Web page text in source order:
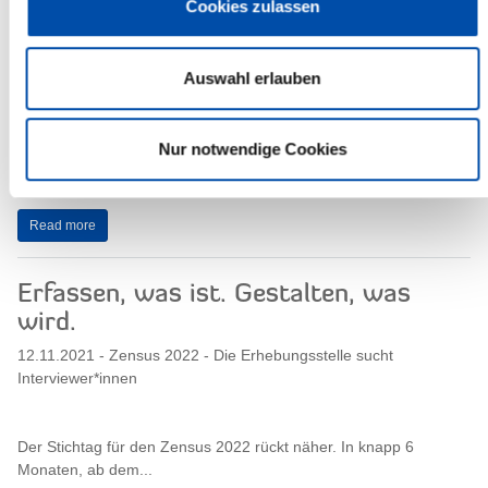
Cookies zulassen
Auswahl erlauben
Nur notwendige Cookies
Mit einem herzlichen „Moin Nachbar!“ begrüßt der Hamburger
Ver-kehrsverbund (hvv) den Kreis Steinburg.
Read more
Erfassen, was ist. Gestalten, was
wird.
12.11.2021 - Zensus 2022 - Die Erhebungsstelle sucht
Interviewer*innen
Der Stichtag für den Zensus 2022 rückt näher. In knapp 6
Monaten, ab dem...